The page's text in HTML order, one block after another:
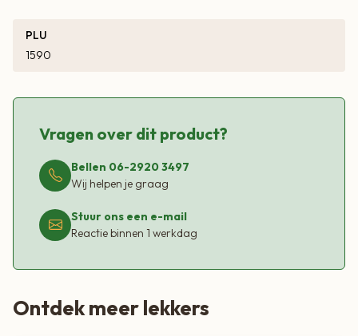
PLU
1590
Vragen over dit product?
Bellen 06-2920 3497
Wij helpen je graag
Stuur ons een e-mail
Reactie binnen 1 werkdag
Ontdek meer lekkers